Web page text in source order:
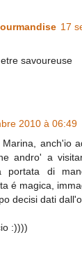
17
savoureuse
2010 à 06:49
anch'io
andro' a
portata di
é magica,
decisi dati
:))))